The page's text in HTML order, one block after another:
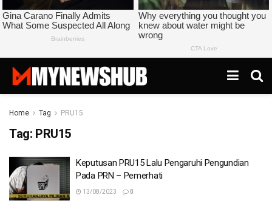
Home Tag PRU15
Tag: PRU15
Keputusan PRU15 Lalu Pengaruhi Pengundian
Pada PRN – Pemerhati
13/08/2023 0